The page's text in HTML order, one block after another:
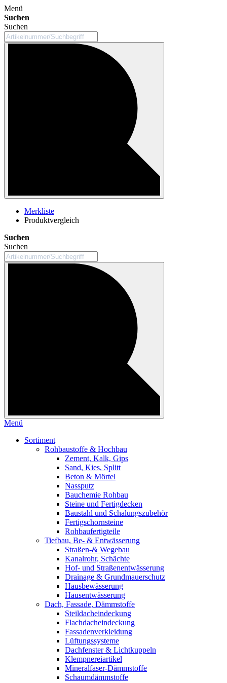
Menü
Suchen
Suchen
Merkliste
Produktvergleich
Suchen
Suchen
Menü
Sortiment
Rohbaustoffe & Hochbau
Zement, Kalk, Gips
Sand, Kies, Splitt
Beton & Mörtel
Nassputz
Bauchemie Rohbau
Steine und Fertigdecken
Baustahl und Schalungszubehör
Fertigschornsteine
Rohbaufertigteile
Tiefbau, Be- & Entwässerung
Straßen-& Wegebau
Kanalrohr, Schächte
Hof- und Straßenentwässerung
Drainage & Grundmauerschutz
Hausbewässerung
Hausentwässerung
Dach, Fassade, Dämmstoffe
Steildacheindeckung
Flachdacheindeckung
Fassadenverkleidung
Lüftungssysteme
Dachfenster & Lichtkuppeln
Klempnereiartikel
Mineralfaser-Dämmstoffe
Schaumdämmstoffe